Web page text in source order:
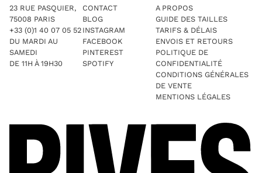
23 RUE PASQUIER,
75008 PARIS
+33 (0)1 40 07 05 52
DU MARDI AU
SAMEDI
DE 11H À 19H30
CONTACT
BLOG
INSTAGRAM
FACEBOOK
PINTEREST
SPOTIFY
A PROPOS
GUIDE DES TAILLES
TARIFS & DÉLAIS
ENVOIS ET RETOURS
POLITIQUE DE
CONFIDENTIALITÉ
CONDITIONS GÉNÉRALES
DE VENTE
MENTIONS LÉGALES